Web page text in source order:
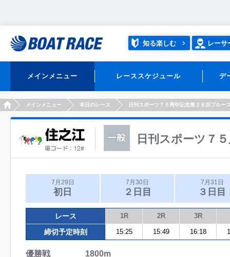
知る楽しむ レーサ
メインメニュー レーススケジュール デ
HOMEメインメニュー 本日のレース 日刊スポーツ７５周年記念第２８回ブルー
日刊スポーツ７
7月29日
初日
7月30日
２日目
7月31日
３日目
レース 1R 2R 3R
締切予定時刻 15:25 15:49 16:18
優勝戦 1800m